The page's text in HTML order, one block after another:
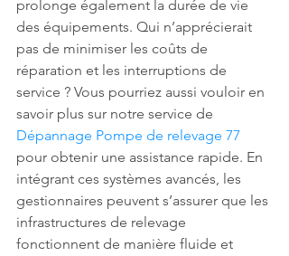
prolonge également la durée de vie
des équipements. Qui n’apprécierait
pas de minimiser les coûts de
réparation et les interruptions de
service ? Vous pourriez aussi vouloir en
savoir plus sur notre service de
Dépannage Pompe de relevage 77
pour obtenir une assistance rapide. En
intégrant ces systèmes avancés, les
gestionnaires peuvent s’assurer que les
infrastructures de relevage
fonctionnent de manière fluide et